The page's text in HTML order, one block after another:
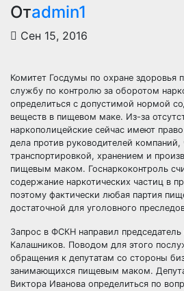
Отadmin1
Сен 15, 2016
Комитет Госдумы по охране здоровья
службу по контролю за оборотом
определиться с допустимой нормой
веществ в пищевом маке. Из-за
наркополицейские сейчас имеют
дела против руководителей компаний,
транспортировкой, хранением и
пищевым маком. Госнаркоконтроль
содержание наркотических частиц в
поэтому фактически любая партия
достаточной для уголовного
Запрос в ФСКН направил
Калашников. Поводом для этого
обращения к депутатам со стороны
занимающихся пищевым маком.
Виктора Иванова определиться по